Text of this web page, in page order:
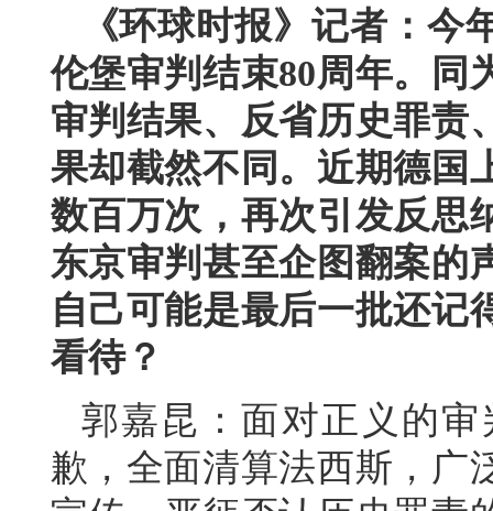
《环球时报》记者：今
伦堡审判结束80周年。同
审判结果、反省历史罪责
果却截然不同。近期德国
数百万次，再次引发反思
东京审判甚至企图翻案的
自己可能是最后一批还记
看待？
郭嘉昆：面对正义的
歉，全面清算法西斯，广